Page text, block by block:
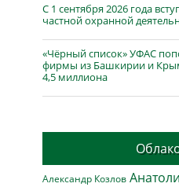
С 1 сентября 2026 года
частной охранной
«Чёрный список» УФАС
фирмы из Башкирии и
4,5 миллиона
Александр Козлов